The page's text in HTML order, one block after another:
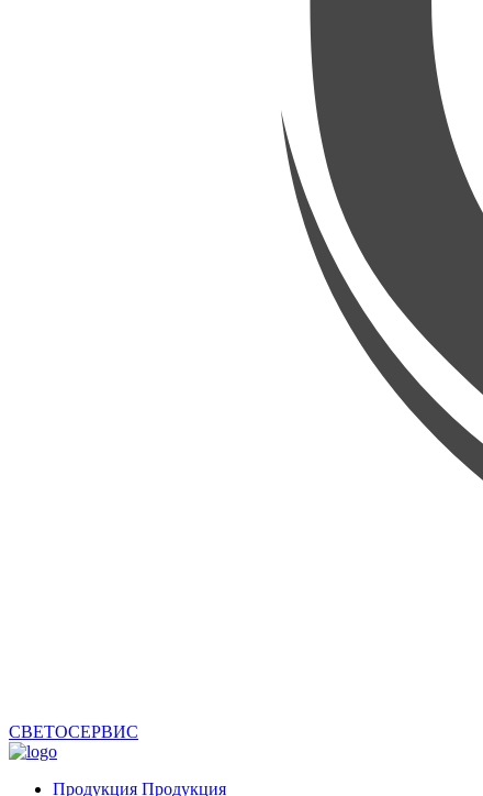
СВЕТОСЕРВИС
Продукция Продукция